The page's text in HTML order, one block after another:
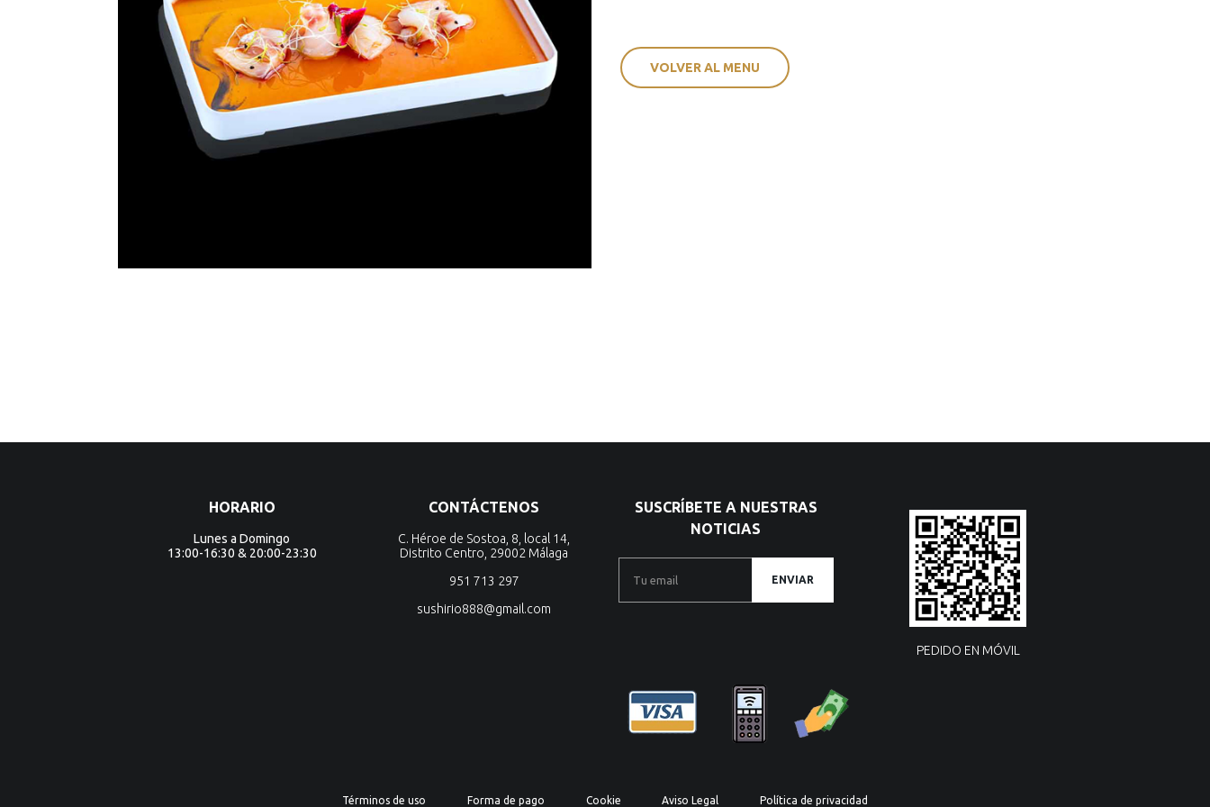
VOLVER AL MENU
HORARIO
Lunes a Domingo
13:00-16:30 & 20:00-23:30
CONTÁCTENOS
C. Héroe de Sostoa, 8, local 14,
Distrito Centro, 29002 Málaga
951 713 297
sushirio888@gmail.com
SUSCRÍBETE A NUESTRAS
NOTICIAS
ENVIAR
PEDIDO EN MÓVIL
Términos de uso Forma de pago Cookie Aviso Legal Política de privacidad